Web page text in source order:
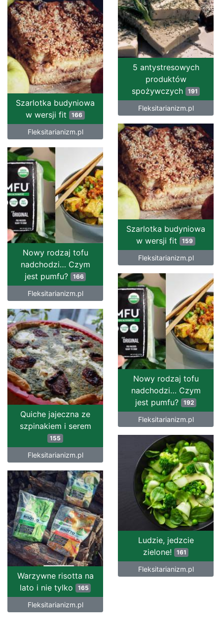
5 antystresowych
produktów
spożywczych
191
Fleksitarianizm.pl
Szarlotka budyniowa
w wersji fit 166
Fleksitarianizm.pl
Szarlotka budyniowa
w wersji fit 159
Fleksitarianizm.pl
Nowy rodzaj tofu
nadchodzi… Czym
jest pumfu?
166
Fleksitarianizm.pl
Nowy rodzaj tofu
nadchodzi… Czym
jest pumfu?
192
Fleksitarianizm.pl
Quiche jajeczna ze
szpinakiem i serem
155
Fleksitarianizm.pl
Ludzie, jedzcie
zielone!
161
Fleksitarianizm.pl
Warzywne risotta na
lato i nie tylko
165
Fleksitarianizm.pl